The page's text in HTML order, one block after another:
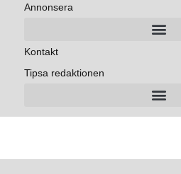
Annonsera
Kontakt
Tipsa redaktionen